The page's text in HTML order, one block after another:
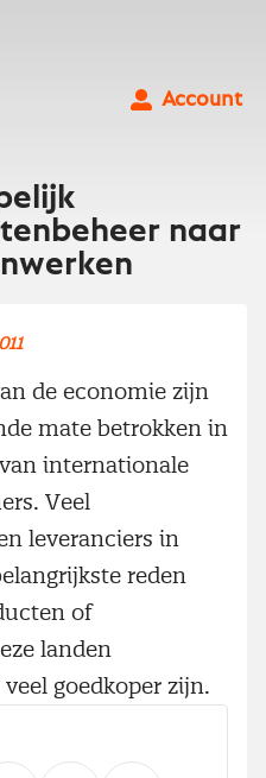
Account
naar
de economie zijn
mate betrokken in
internationale
Veel
leveranciers in
reden
of
landen
goedkoper zijn.